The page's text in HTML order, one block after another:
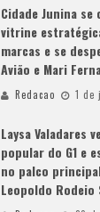
Cidade Junina
vitrine
marcas e se
Avião e Mari
Redacao 1 de
Laysa Valadares
popular do G1 e
no palco
Leopoldo Rodeio